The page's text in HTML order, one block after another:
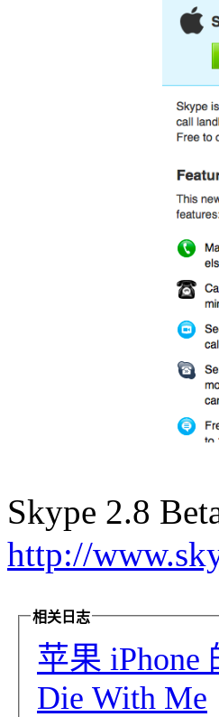
Skype 2.8
http://
相关日志
苹果 iPhone
Die With Me